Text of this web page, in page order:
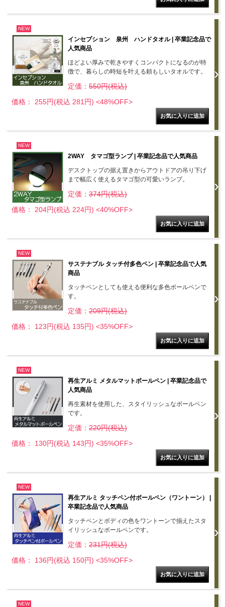
NEW
インセプション 泉州 ハンドタオル | 卒業記念品で
人気商品
ほどよい厚みで乾きやすくコンパクトになるのが特
徴で、暮らしの時短を叶える頼もしいタオルです。
定価： 550円(税込)
価格： 255円(税込 281円) <48%OFF>
NEW
2WAY タマゴ型ランプ | 卒業記念品で人気商品
デスクトップの据え置きからアウトドアの吊り下げ
まで幅広く使えるタマゴ型の可愛いランプ。
定価： 374円(税込)
価格： 204円(税込 224円) <40%OFF>
NEW
サステナブル タッチ付多色ペン | 卒業記念品で人気
商品
タッチペンとしても使える便利な多色ボールペンで
す。
定価： 209円(税込)
価格： 123円(税込 135円) <35%OFF>
NEW
再生アルミ メタルマットボールペン | 卒業記念品で
人気商品
再生素材を使用した、スタイリッシュなボールペン
です。
定価： 220円(税込)
価格： 130円(税込 143円) <35%OFF>
NEW
再生アルミ タッチペン付ボールペン（ワントーン） |
卒業記念品で人気商品
タッチペンとボディの色をワントーンで揃えたスタ
イリッシュなボールペンです。
定価： 231円(税込)
価格： 136円(税込 150円) <35%OFF>
NEW